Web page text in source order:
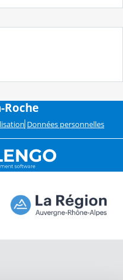
Roche
Données personnelles